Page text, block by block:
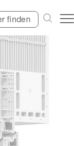
finden